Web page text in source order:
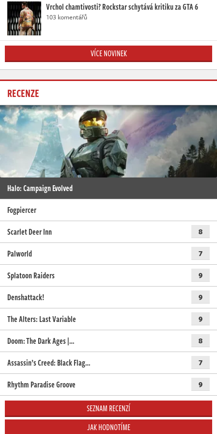
Vrchol chamtivosti? Rockstar schytává kritiku za GTA 6
103 komentářů
VÍCE NOVINEK
RECENZE
Halo: Campaign Evolved
Fogpiercer
Scarlet Deer Inn
8
Palworld 7
Splatoon Raiders 9
Denshattack! 9
The Alters: Last Variable 9
Doom: The Dark Ages |… 8
Assassin’s Creed: Black Flag… 7
Rhythm Paradise Groove 9
SEZNAM RECENZÍ
JAK HODNOTÍME